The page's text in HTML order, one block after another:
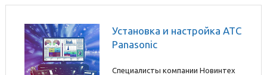
Установка и настройка АТС
Panasonic
Специалисты компании Новинтех